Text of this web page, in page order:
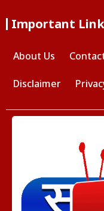
Important Link
About Us
Disclaimer